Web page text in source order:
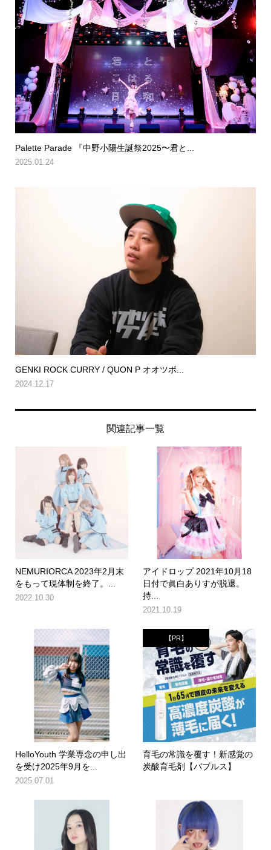
Palette Parade 『中野小陽生誕祭2025〜君と...
2025.01.24
GENKI ROCK CURRY / QUON P オオツボ...
2024.12.17
関連記事一覧
NEMURIORCA 2023年2月末
をもって現体制を終了。...
2022.10.30
アイドロップ 2021年10月18
日付で眞白ありすが脱退。
持...
2021.10.19
HelloYouth 学業専念の申し出
を受け2025年9月を...
2025.07.01
【PR】
育毛の常識を覆す！新感覚の
炭酸育毛剤【バブルス】